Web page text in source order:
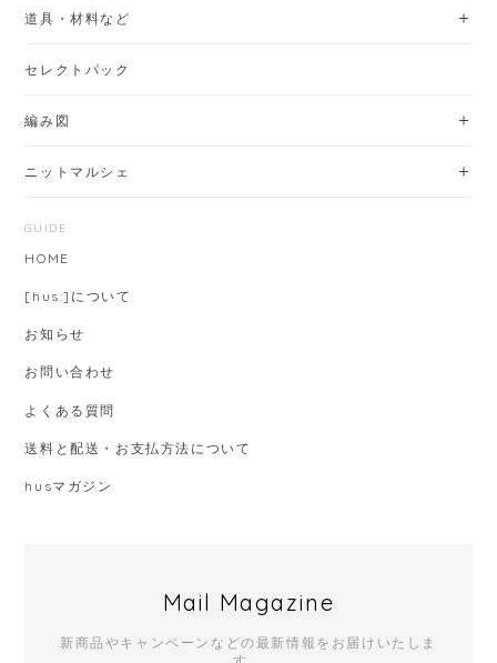
道具・材料など
セレクトパック
編み図
ニットマルシェ
GUIDE
HOME
[hus:]について
お知らせ
お問い合わせ
よくある質問
送料と配送・お支払方法について
husマガジン
Mail Magazine
新商品やキャンペーンなどの最新情報をお届けいたしま